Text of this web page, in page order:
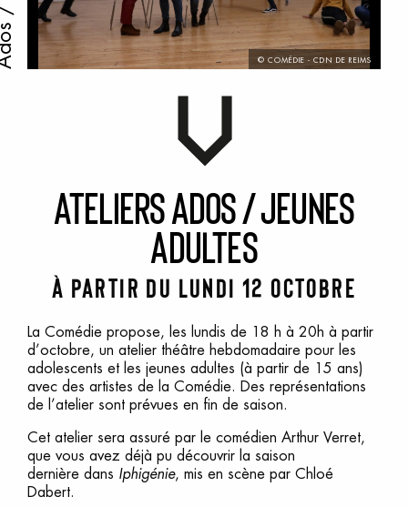
© COMÉDIE - CDN DE REIMS
Ateliersados/jeunes
adultes
à partir du lundi 12 octobre
La Comédie propose, les lundis de 18 h à 20h à partir
d’octobre, un atelier théâtre hebdomadaire pour les
adolescents et les jeunes adultes (à partir de 15 ans)
avec des artistes de la Comédie. Des représentations
de l’atelier sont prévues en fin de saison.
Cet atelier sera assuré par le comédien Arthur Verret,
que vous avez déjà pu découvrir la saison
dernière dans Iphigénie, mis en scène par Chloé
Dabert.